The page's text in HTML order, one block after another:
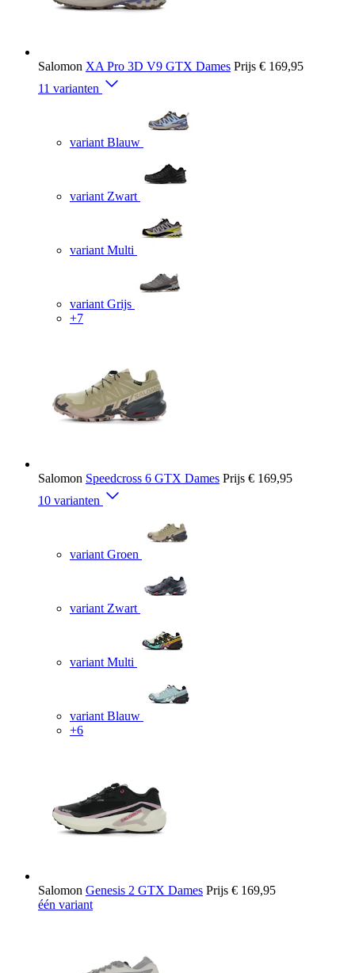
Salomon XA Pro 3D V9 GTX Dames Prijs € 169,95
11 varianten
variant Blauw
variant Zwart
variant Multi
variant Grijs
+7
Salomon Speedcross 6 GTX Dames Prijs € 169,95
10 varianten
variant Groen
variant Zwart
variant Multi
variant Blauw
+6
Salomon Genesis 2 GTX Dames Prijs € 169,95
één variant